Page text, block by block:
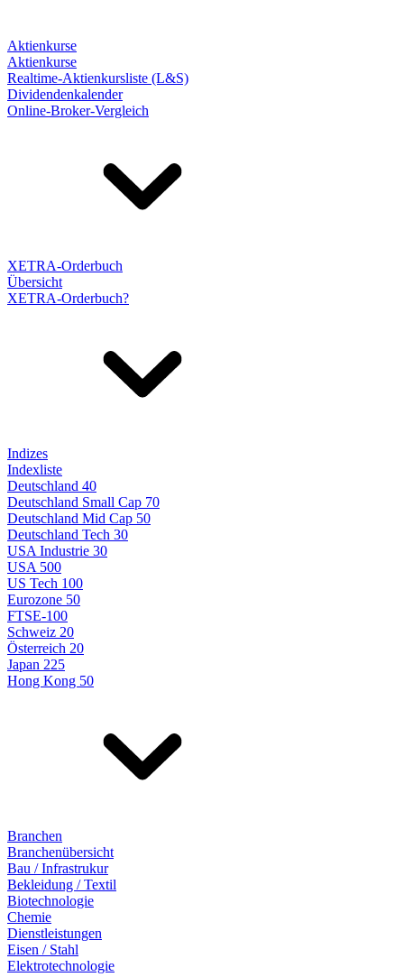
Aktienkurse
Aktienkurse
Realtime-Aktienkursliste (L&S)
Dividendenkalender
Online-Broker-Vergleich
XETRA-Orderbuch
Übersicht
XETRA-Orderbuch?
Indizes
Indexliste
Deutschland 40
Deutschland Small Cap 70
Deutschland Mid Cap 50
Deutschland Tech 30
USA Industrie 30
USA 500
US Tech 100
Eurozone 50
FTSE-100
Schweiz 20
Österreich 20
Japan 225
Hong Kong 50
Branchen
Branchenübersicht
Bau / Infrastrukur
Bekleidung / Textil
Biotechnologie
Chemie
Dienstleistungen
Eisen / Stahl
Elektrotechnologie